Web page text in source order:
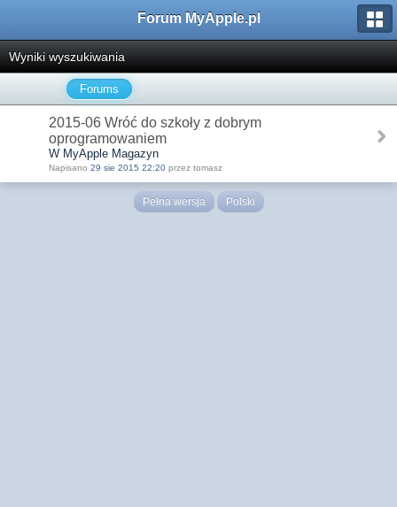
Forum MyApple.pl
Wyniki wyszukiwania
Forums
2015-06 Wróć do szkoły z dobrym
oprogramowaniem
W MyApple Magazyn
Napisano 29 sie 2015 22:20 przez tomasz
Pełna wersja Polski